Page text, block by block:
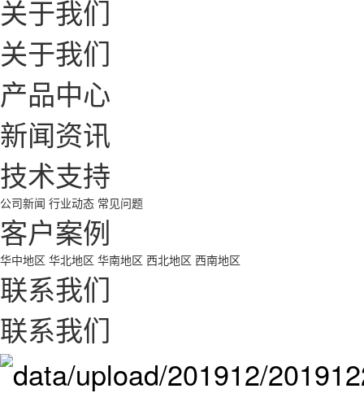
关于我们
关于我们
产品中心
新闻资讯
技术支持
公司新闻 行业动态 常见问题
客户案例
华中地区 华北地区 华南地区 西北地区 西南地区
联系我们
联系我们